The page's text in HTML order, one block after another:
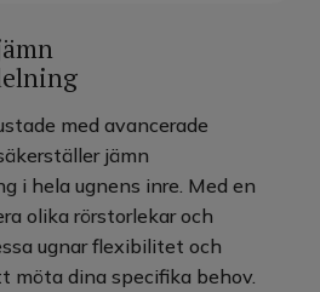
med avancerade
jämn
i hela ugnens inre. Med en
olika rörstorlekar och
ugnar flexibilitet och
möta dina specifika behov.